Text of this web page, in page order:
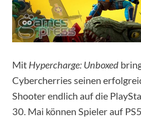
Mit Hypercharge: Unboxed
Cybercherries seinen
Shooter endlich auf die
30. Mai können Spieler auf